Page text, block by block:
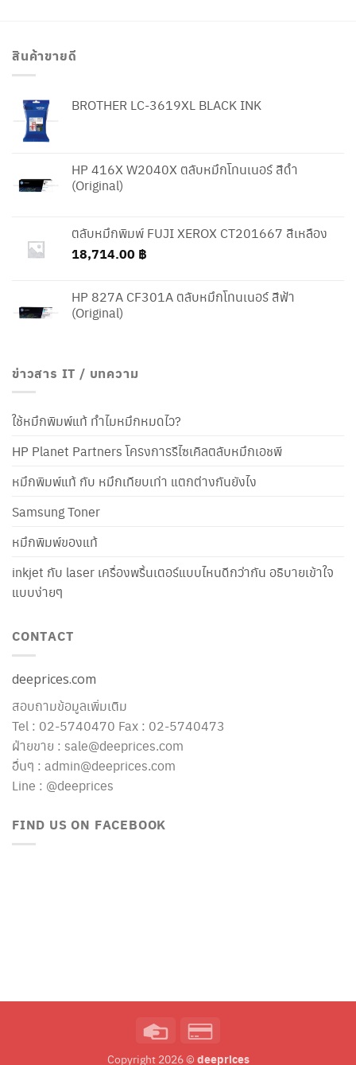
สินค้าขายดี
BROTHER LC-3619XL BLACK INK
HP 416X W2040X ตลับหมึกโทนเนอร์ สีดำ
(Original)
ตลับหมึกพิมพ์ FUJI XEROX CT201667 สีเหลือง
18,714.00 ฿
HP 827A CF301A ตลับหมึกโทนเนอร์ สีฟ้า
(Original)
ข่าวสาร IT / บทความ
ใช้หมึกพิมพ์แท้ ทำไมหมึกหมดไว?
HP Planet Partners โครงการรีไซเคิลตลับหมึกเอชพี
หมึกพิมพ์แท้ กับ หมึกเทียบเท่า แตกต่างกันยังไง
Samsung Toner
หมึกพิมพ์ของแท้
inkjet กับ laser เครื่องพริ้นเตอร์แบบไหนดีกว่ากัน อธิบายเข้าใจ
แบบง่ายๆ
CONTACT
deeprices.com
สอบถามข้อมูลเพิ่มเติม
Tel : 02-5740470 Fax : 02-5740473
ฝ่ายขาย : sale@deeprices.com
อื่นๆ : admin@deeprices.com
Line : @deeprices
FIND US ON FACEBOOK
Credit
Copyright 2026 © deeprices